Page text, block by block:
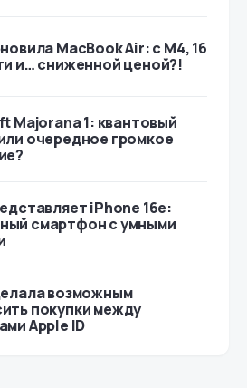
MacBook Air: с M4, 16
и… сниженной ценой?!
Majorana 1: квантовый
очередное громкое
iPhone 16e:
смартфон с умными
возможным
покупки между
Apple ID